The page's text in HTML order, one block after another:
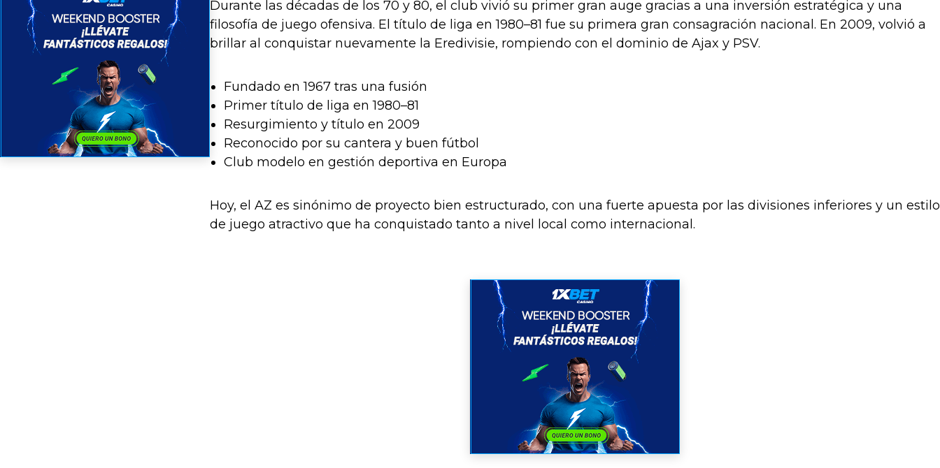
Durante las décadas de los 70 y 80, el club vivió su primer gran auge gracias a una inversión estratégica y una
filosofía de juego ofensiva. El título de liga en 1980–81 fue su primera gran consagración nacional. En 2009, volvió a
brillar al conquistar nuevamente la Eredivisie, rompiendo con el dominio de Ajax y PSV.
Fundado en 1967 tras una fusión
Primer título de liga en 1980–81
Resurgimiento y título en 2009
Reconocido por su cantera y buen fútbol
Club modelo en gestión deportiva en Europa
Hoy, el AZ es sinónimo de proyecto bien estructurado, con una fuerte apuesta por las divisiones inferiores y un estilo
de juego atractivo que ha conquistado tanto a nivel local como internacional.